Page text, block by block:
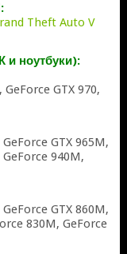
Theft Auto V
ноутбуки):
GeForce GTX 970,
GTX 965M,
940M,
GTX 860M,
830M, GeForce